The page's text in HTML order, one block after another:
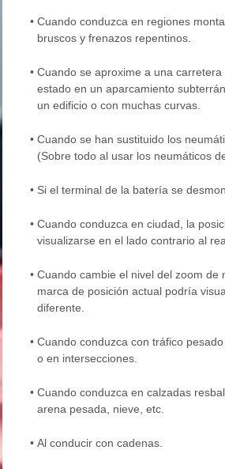
• Cuando conduzca en regiones
bruscos y frenazos repentinos.
• Cuando se aproxime a una
estado en un aparcamiento
un edificio o con muchas curvas.
• Cuando se han sustituido los
(Sobre todo al usar los neumáticos
• Si el terminal de la batería se
• Cuando conduzca en ciudad, la
visualizarse en el lado contrario al
• Cuando cambie el nivel del zoom de
marca de posición actual podría
diferente.
• Cuando conduzca con tráfico
o en intersecciones.
• Cuando conduzca en calzadas
arena pesada, nieve, etc.
• Al conducir con cadenas.